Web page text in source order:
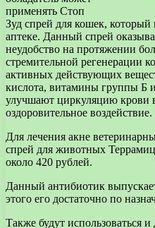
применять Стоп
Зуд спрей для кошек, который
аптеке. Данный спрей
неудобство на протяжении
стремительной регенерации
активных действующих
кислота, витамины группы Б
улучшают циркуляцию крови
оздоровительное воздействие.
Для лечения акне
спрей для животных
около 420 рублей.
Данный антибиотик
этого его достаточно по
Также будут использоваться